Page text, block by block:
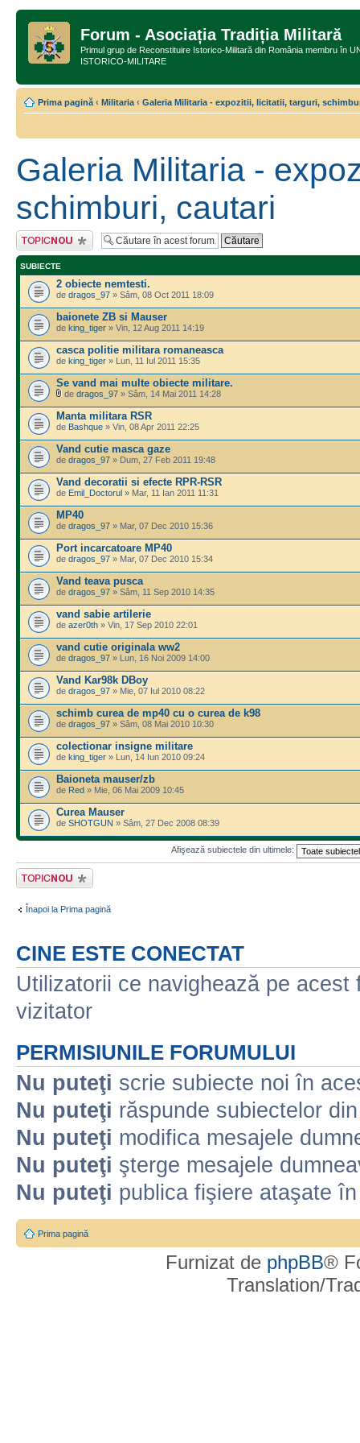
Forum - Asociația Tradiția Militară
Primul grup de Reconstituire Istorico-Militară din România membru în
ISTORICO-MILITARE
Prima pagină ‹ Militaria ‹ Galeria Militaria - expozitii, licitatii, targuri,
Galeria Militaria -
schimburi, cautari
Scrie un subiect
nou
SUBIECTE
2 obiecte nemtesti.
de dragos_97 » Sâm, 08 Oct 2011 18:09
baionete ZB si Mauser
de king_tiger » Vin, 12 Aug 2011 14:19
casca politie militara romaneasca
de king_tiger » Lun, 11 Iul 2011 15:35
Se vand mai multe obiecte militare.
de dragos_97 » Sâm, 14 Mai 2011 14:28
Manta militara RSR
de Bashque » Vin, 08 Apr 2011 22:25
Vand cutie masca gaze
de dragos_97 » Dum, 27 Feb 2011 19:48
Vand decoratii si efecte RPR-RSR
de Emil_Doctorul » Mar, 11 Ian 2011 11:31
MP40
de dragos_97 » Mar, 07 Dec 2010 15:36
Port incarcatoare MP40
de dragos_97 » Mar, 07 Dec 2010 15:34
Vand teava pusca
de dragos_97 » Sâm, 11 Sep 2010 14:35
vand sabie artilerie
de azer0th » Vin, 17 Sep 2010 22:01
vand cutie originala ww2
de dragos_97 » Lun, 16 Noi 2009 14:00
Vand Kar98k DBoy
de dragos_97 » Mie, 07 Iul 2010 08:22
schimb curea de mp40 cu o curea de k98
de dragos_97 » Sâm, 08 Mai 2010 10:30
colectionar insigne militare
de king_tiger » Lun, 14 Iun 2010 09:24
Baioneta mauser/zb
de Red » Mie, 06 Mai 2009 10:45
Curea Mauser
de SHOTGUN » Sâm, 27 Dec 2008 08:39
Afişează subiectele din ultimele:
Scrie un subiect
nou
Înapoi la Prima pagină
CINE ESTE CONECTAT
Utilizatorii ce navighează pe
vizitator
PERMISIUNILE FORUMULUI
Nu puteţi scrie subiecte noi în
Nu puteţi răspunde subiectelor
Nu puteţi modifica mesajele
Nu puteţi şterge mesajele
Nu puteţi publica fişiere ataşate
Prima pagină
Furnizat de phpBB®
Translation/